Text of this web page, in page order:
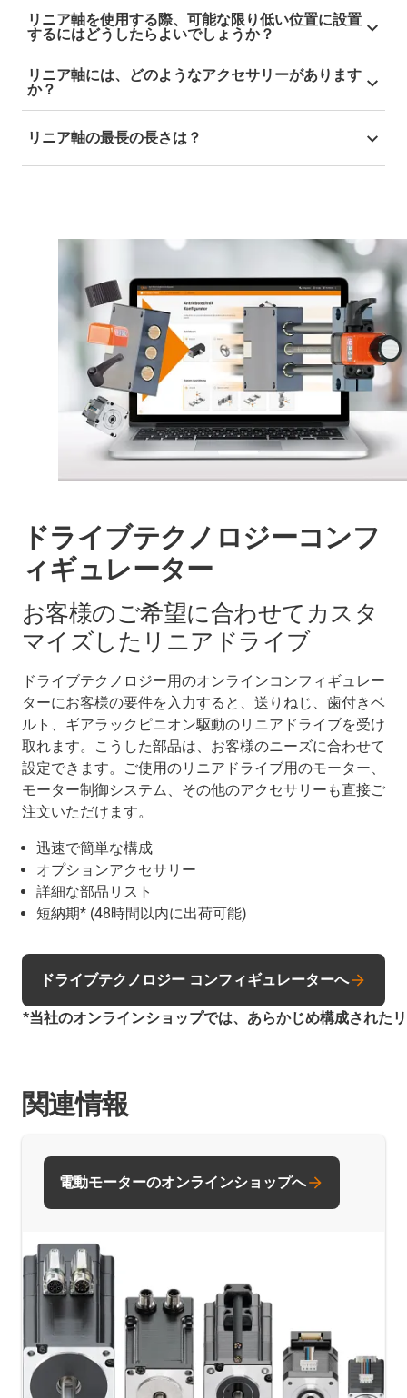
歯付きベルト駆動は、加速度が高く、再現性も非常
に高いです。そのため、ピック＆プレース作業用マ
シン、包装システム、3Dプリンターなど、高速か
つ正確な位置決めが要求される作業でよく使われま
す。
力の伝達を行うことができます。そのため、CNCフ
ライス加工機、レーザーマーキングマシン、工作機
高負荷容量が組み合わさっていることです。ギアラ
ック付きリニアドライブは、マテリアルハンドリン
グ、梱包、組立ラインの自動化など、長距離で迅速
かつ正確な位置決めが必要な分野で使用されていま
はい！ドラインリン E リニアドライブは、潤滑剤を
必要としないため、特に耐汚染性に優れています。当
社のドライブシステムは、砂、削りくず、粉塵があっ
ても使用できます。
リニア軸を使用する際、可能な限り低い位置に設置
するにはどうしたらよいでしょうか？
イグスは、幅が狭く平らなリニアユニットを取り揃え
ており、狭いスペースでの設置に適しています。手
動、またはモーター駆動の送りねじ、または歯付きベ
ルト駆動のリニア軸から、お選びいただけます。
また、すぐに設置可能なモーター駆動の送りねじドラ
やカップリングが不要です。バージョンにもよります
が、駆動パーツで最高35％の省スペースが実現でき
ます。
リニア軸には、どのようなアクセサリーがあります
か？
アクセサリーを数多く取り揃えています。位置表示器
やハンドホイールなどの操作パーツから、締結および
リニア軸の最長の長さは？
プロファイルを使用して、ほぼエンドレスに拡張可能
です。複数のキャリッジを並列、または個別に、制御
することもできます。
ドライブテクノロジーコンフ
ィギュレーター
お客様のご希望に合わせてカスタ
マイズしたリニアドライブ
ドライブテクノロジー用のオンラインコンフィギュレー
ターにお客様の要件を入力すると、送りねじ、歯付きベ
ルト、ギアラックピニオン駆動のリニアドライブを受け
取れます。こうした部品は、お客様のニーズに合わせて
設定できます。ご使用のリニアドライブ用のモーター、
モーター制御システム、その他のアクセサリーも直接ご
注文いただけます。
迅速で簡単な構成
オプションアクセサリー
詳細な部品リスト
短納期* (48時間以内に出荷可能)
ドライブテクノロジー コンフィギュレーターへ
*当社のオンラインショップでは、あらかじめ構成された
関連情報
電動モーターのオンラインショップへ